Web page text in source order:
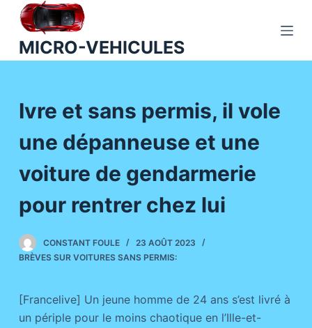
P
u
n
MICRO-VEHICULES
Ivre et sans permis, il vole
une dépanneuse et une
voiture de gendarmerie
pour rentrer chez lui
CONSTANT FOULE
23 AOÛT 2023
BRÈVES SUR VOITURES SANS PERMIS:
[Francelive] Un jeune homme de 24 ans s’est livré à
un périple pour le moins chaotique en l’Ille-et-